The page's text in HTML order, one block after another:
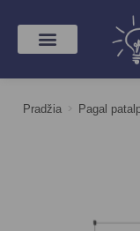
Pradžia > Pagal